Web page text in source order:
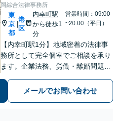
岡綜合法律事務所
東
京
都
港
区
内幸町駅
から徒歩1
分
営業時間：09:00
~20:00（平日）
【内幸町駅1分】地域密着の法律事
務所として完全個室でご相談を承り
ます。企業法務、労働・離婚問題、
応。早めのご相談が解決の近道で
す。一人で抱え込まず一緒に整理し
メールでお問い合わせ